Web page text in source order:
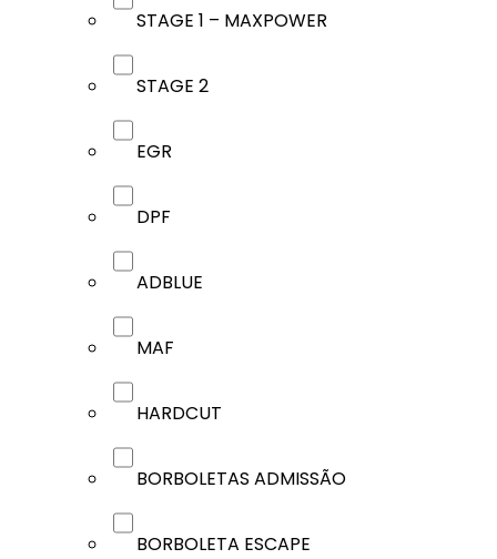
STAGE 1 – MAXPOWER
STAGE 2
EGR
DPF
ADBLUE
MAF
HARDCUT
BORBOLETAS ADMISSÃO
BORBOLETA ESCAPE